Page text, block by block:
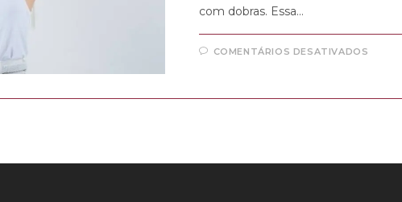
com dobras. Essa…
COMENTÁRIOS DESATIVADOS